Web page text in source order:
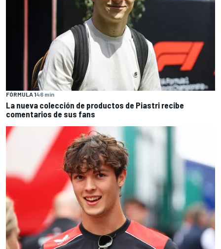
FÓRMULA 146 min
La nueva colección de productos de Piastri recibe
comentarios de sus fans